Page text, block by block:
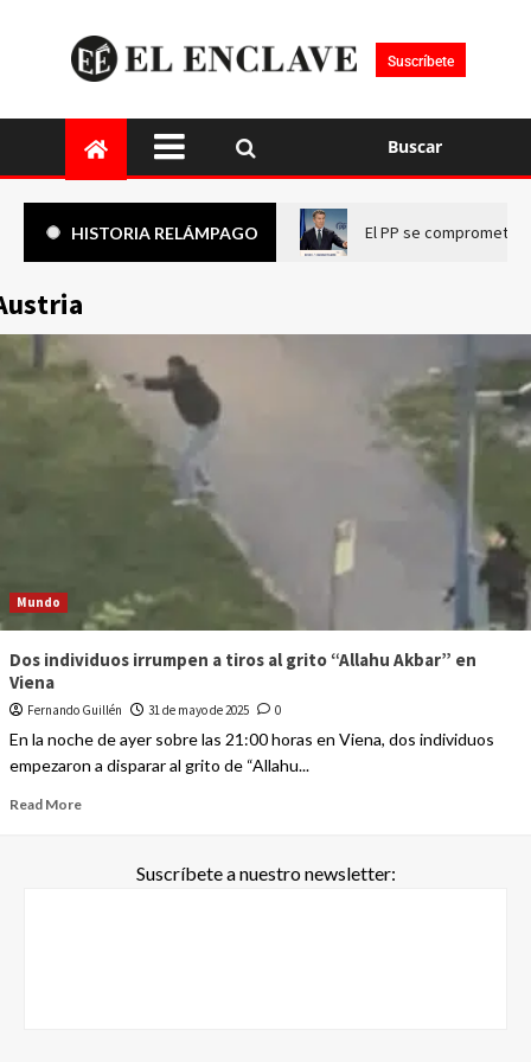
Suscríbete
Buscar
HISTORIA RELÁMPAGO El PP se compromete
Mundo
Dos individuos irrumpen a tiros al grito “Allahu Akbar” en
Viena
Fernando Guillén 31 de mayo de 2025 0
En la noche de ayer sobre las 21:00 horas en Viena, dos individuos
empezaron a disparar al grito de “Allahu...
Read More
Suscríbete a nuestro newsletter: